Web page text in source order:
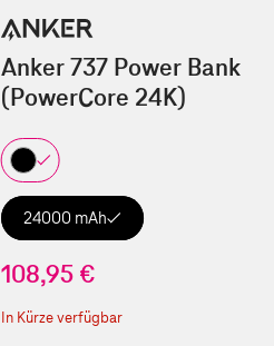
Anker 737 Power Bank
(PowerCore 24K)
24000 mAh
108,95 €
In Kürze verfügbar